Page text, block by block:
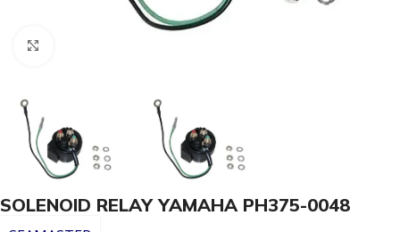
SOLENOID RELAY YAMAHA PH375-0048